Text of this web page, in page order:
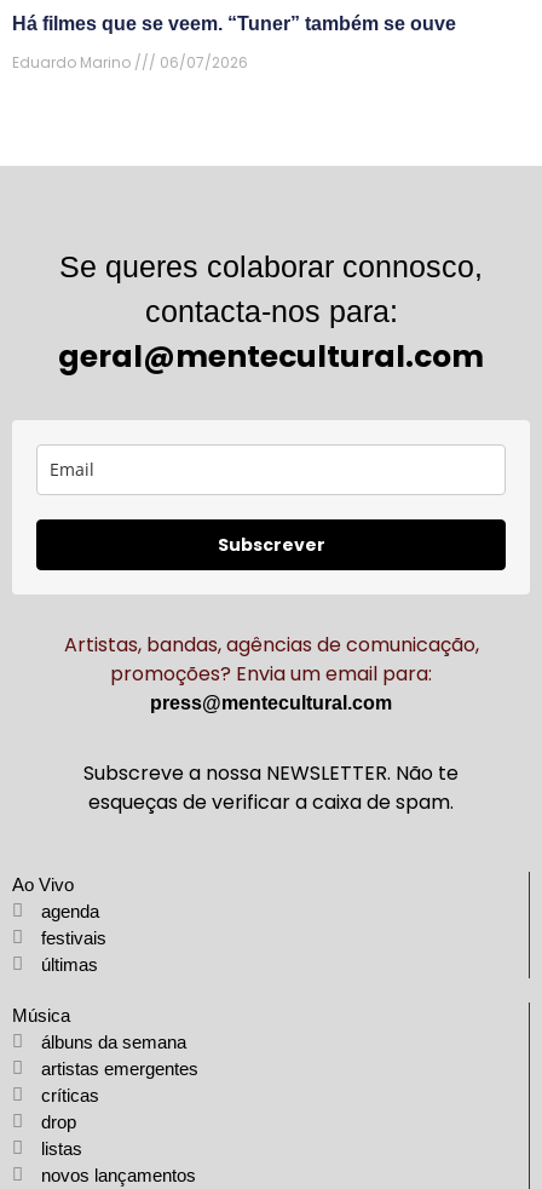
Há filmes que se veem. “Tuner” também se ouve
Eduardo Marino
06/07/2026
Se queres colaborar connosco,
contacta-nos para:
geral@mentecultural.com
Subscrever
Artistas, bandas, agências de comunicação,
promoções? Envia um email para:
press@mentecultural.com
Subscreve a nossa NEWSLETTER. Não te
esqueças de verificar a caixa de spam.
Ao Vivo
agenda
festivais
últimas
Música
álbuns da semana
artistas emergentes
críticas
drop
listas
novos lançamentos